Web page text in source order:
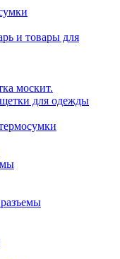
и товары для
москит.
для одежды